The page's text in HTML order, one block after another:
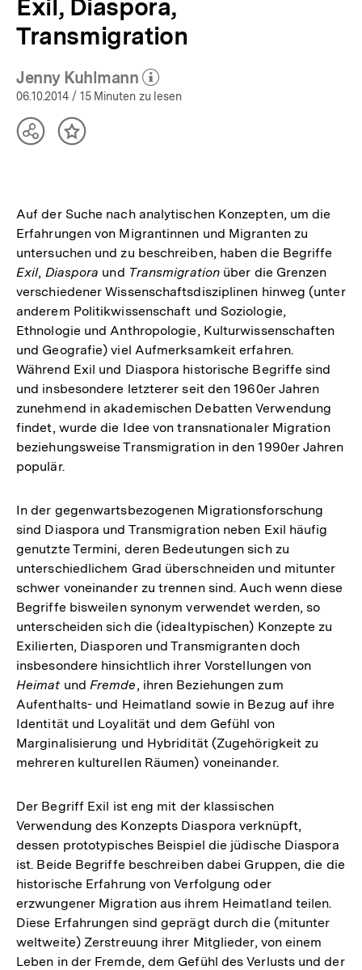
Exil, Diaspora,
Transmigration
Jenny Kuhlmann
(Mehr zum Autor)
öffnen
06.10.2014 / 15 Minuten zu lesen
TeilenInhalt
Auf der Suche nach analytischen Konzepten, um die
Erfahrungen von Migrantinnen und Migranten zu
untersuchen und zu beschreiben, haben die Begriffe
Exil, Diaspora und Transmigration über die Grenzen
verschiedener Wissenschaftsdisziplinen hinweg (unter
anderem Politikwissenschaft und Soziologie,
Ethnologie und Anthropologie, Kulturwissenschaften
und Geografie) viel Aufmerksamkeit erfahren.
Während Exil und Diaspora historische Begriffe sind
und insbesondere letzterer seit den 1960er Jahren
zunehmend in akademischen Debatten Verwendung
findet, wurde die Idee von transnationaler Migration
beziehungsweise Transmigration in den 1990er Jahren
populär.
In der gegenwartsbezogenen Migrationsforschung
sind Diaspora und Transmigration neben Exil häufig
genutzte Termini, deren Bedeutungen sich zu
unterschiedlichem Grad überschneiden und mitunter
schwer voneinander zu trennen sind. Auch wenn diese
Begriffe bisweilen synonym verwendet werden, so
unterscheiden sich die (idealtypischen) Konzepte zu
Exilierten, Diasporen und Transmigranten doch
insbesondere hinsichtlich ihrer Vorstellungen von
Heimat und Fremde, ihren Beziehungen zum
Aufenthalts- und Heimatland sowie in Bezug auf ihre
Identität und Loyalität und dem Gefühl von
Marginalisierung und Hybridität (Zugehörigkeit zu
mehreren kulturellen Räumen) voneinander.
Der Begriff Exil ist eng mit der klassischen
Verwendung des Konzepts Diaspora verknüpft,
dessen prototypisches Beispiel die jüdische Diaspora
ist. Beide Begriffe beschreiben dabei Gruppen, die die
historische Erfahrung von Verfolgung oder
erzwungener Migration aus ihrem Heimatland teilen.
Diese Erfahrungen sind geprägt durch die (mitunter
weltweite) Zerstreuung ihrer Mitglieder, von einem
Leben in der Fremde, dem Gefühl des Verlusts und der